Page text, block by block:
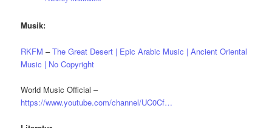
Musik:
RKFM –The Great Desert | Epic Arabic Music | Ancient Oriental
Music | No Copyright
World Music Official –
https://www.youtube.com/channel/UC0Cf…